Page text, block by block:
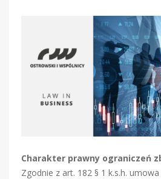
Charakter prawny ograniczeń
Zgodnie z art. 182 § 1 k.s.h.